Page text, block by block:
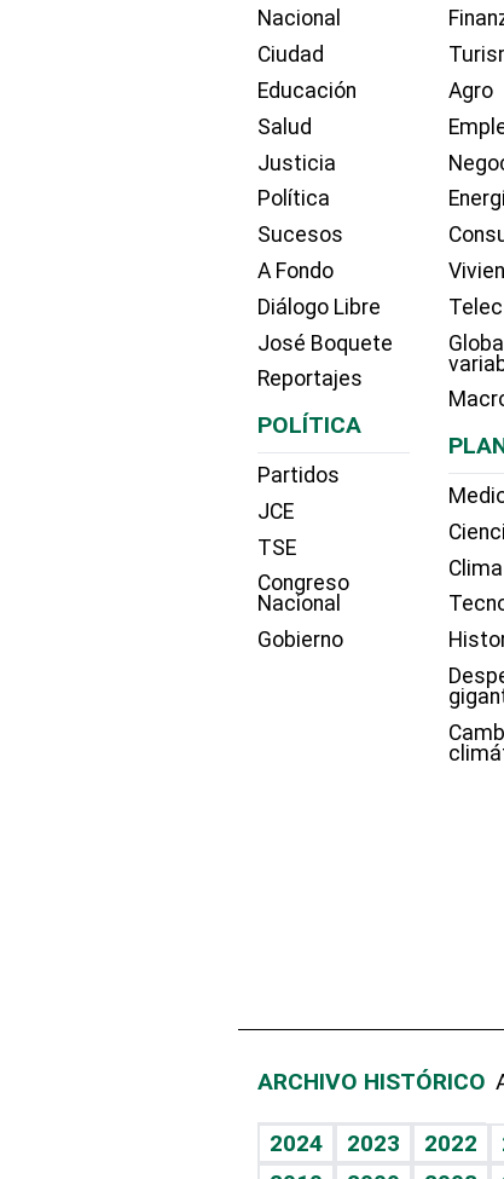
Nacional
Ciudad
Educación
Salud
Justicia
Política
Sucesos
A Fondo
Diálogo Libre
José Boquete
Reportajes
POLÍTICA
Partidos
JCE
TSE
Congreso
Nacional
Gobierno
Agro
Clima
ARCHIVO HISTÓRICO
2024 2023 2022